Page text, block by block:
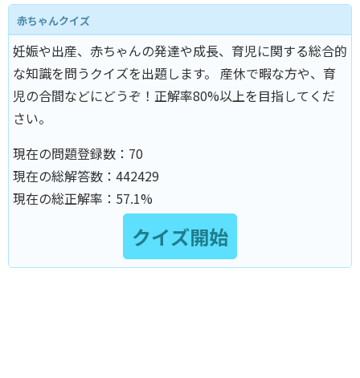
赤ちゃんクイズ
妊娠や出産、赤ちゃんの発達や成長、育児に関する総合的
な知識を問うクイズを出題します。 産休で暇な方や、育
児の合間などにどうぞ！正解率80%以上を目指してくだ
さい。
現在の問題登録数： 70
現在の総解答数： 442429
現在の総正解率： 57.1%